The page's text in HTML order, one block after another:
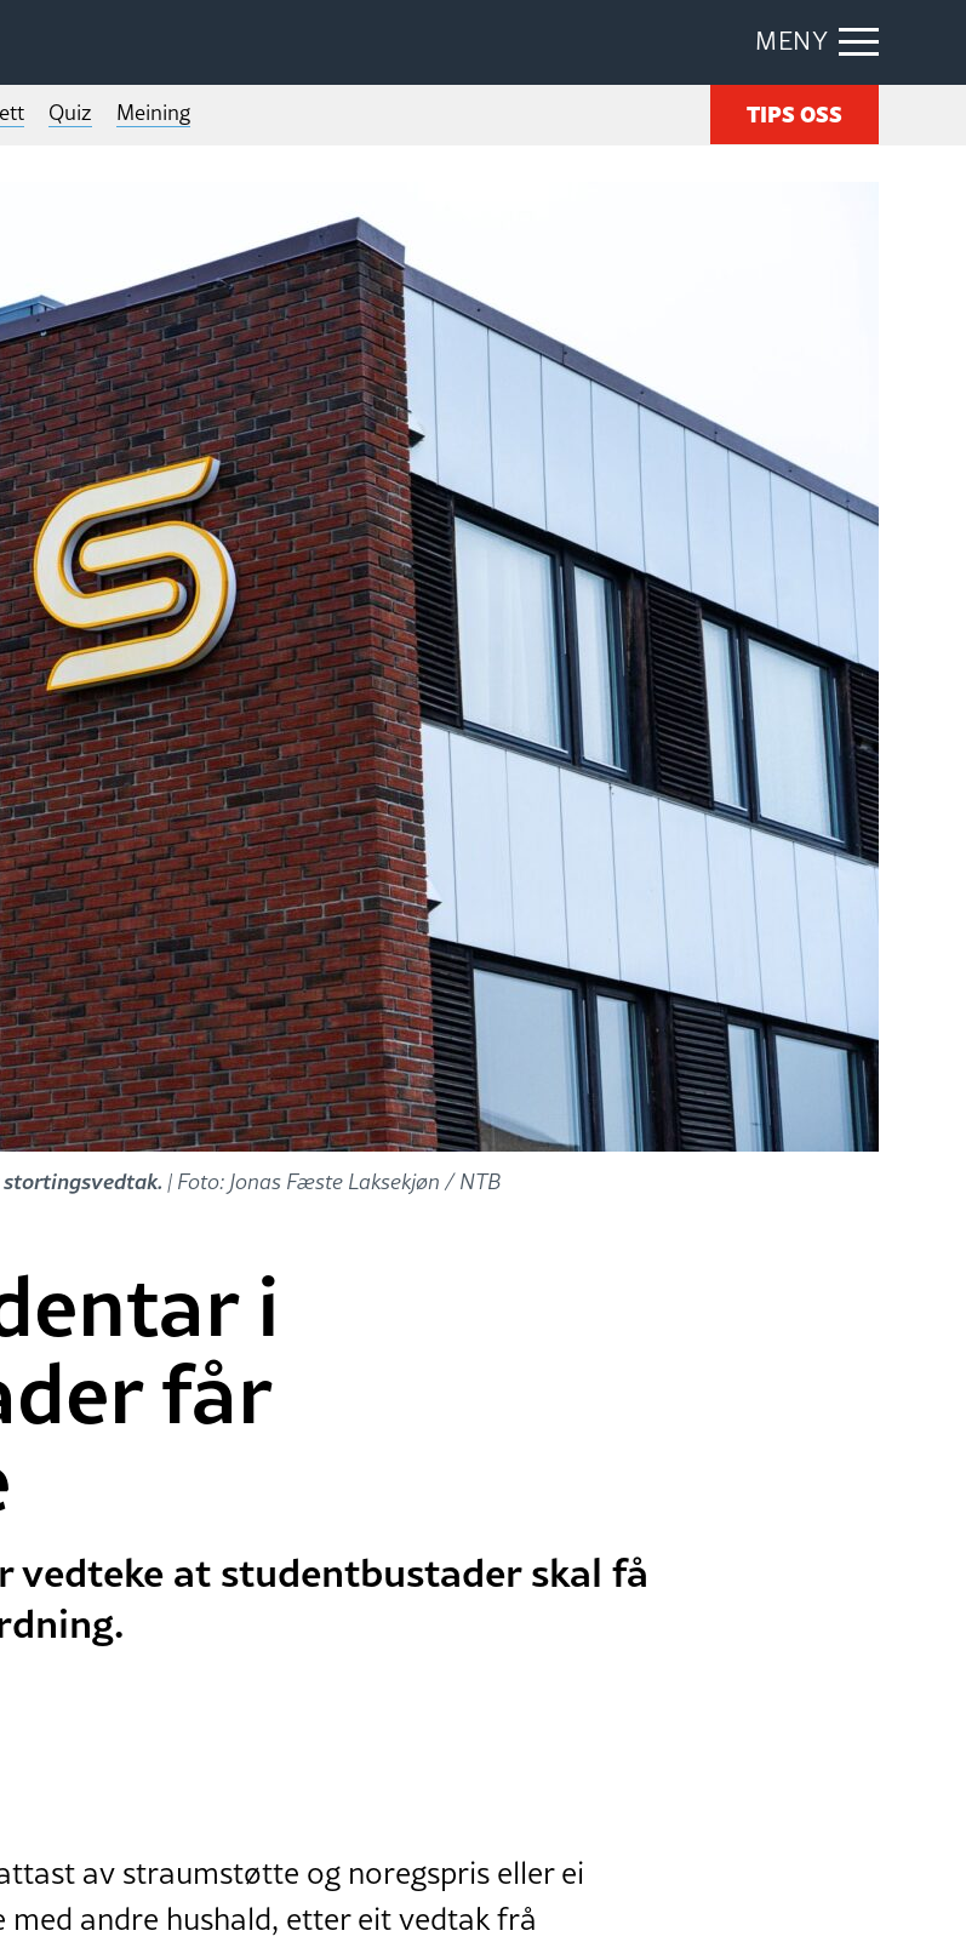
MENY
Quiz Meining TIPS OSS
| Foto: Jonas Fæste Laksekjøn / NTB
i
får
at studentbustader skal få
av straumstøtte og noregspris eller ei
andre hushald, etter eit vedtak frå